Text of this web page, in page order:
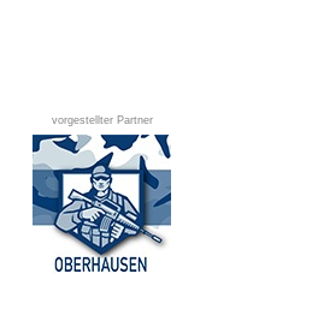
vorgestellter Partner